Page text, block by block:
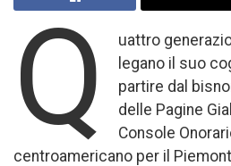
Q
uattro
legano il suo
partire dal
delle Pagine
Console
centroamericano per il